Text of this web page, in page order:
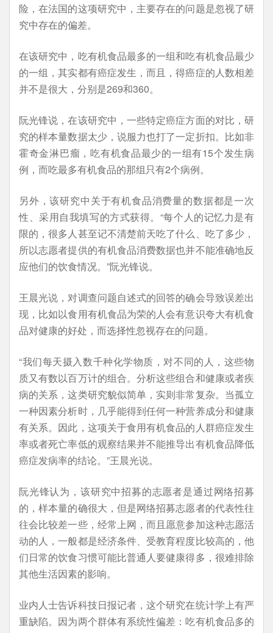
险，在法国的这项研究中，主要存在的问题是忽视了研
究中存在的偏差。
在该研究中，吃有机食品最多的一组和吃有机食品最少
的一组，其实都有癌症发生，而且，得癌症的人数相差
并不是很大，分别是269和360。
阮光锋说，在该研究中，一些特定癌症方面的对比，研
究的样本量数据太少，说服力也打了一定折扣。比如非
霍奇金淋巴瘤，吃有机食品最少的一组有15个发生病
例，而吃最多有机食品的那组只有2个病例。
另外，该研究中关于有机食品消费量的数据都是一次
性、采用自我填写的方式获得。“每个人的记忆力是有
限的，很多人甚至记不清楚前天吃了什么、吃了多少，
所以志愿者提供的有机食品消费数据也并不能准确地反
应他们的饮食情况。”阮光锋说。
王晨光说，对调查问题自述式的回答的确会导致误差出
现，比如以食用有机食品为荣的人会有意识夸大有机食
品对健康的好处，而选择性忽视存在的问题。
“我们每天摄入数千种化学物质，对不同的人，这些物
质又有数以百万计的组合。分析这些组合和健康或者疾
病的关系，这类研究貌似简单，实则非常复杂。当孤立
一种因素分析时，几乎能得到任何一种营养成分和健康
有关系。因此，这项关于食用有机食品的人群癌症发生
率或者死亡率低的观察结果并不能推导出有机食品降低
癌症发病率的结论。”王晨光说。
阮光锋认为，该研究中招募的志愿者是通过网络招募
的，样本量的确很大，但是网络招募志愿者的代表性往
往会比较差一些，经常上网，而且愿意参加这种志愿活
动的人，一般都是经济条件、受教育程度比较高的，他
们日常的饮食习惯可能比普通人要健康得多，很难排除
其他生活因素的影响。
业内人士告诉科技日报记者，这个研究在统计学上有严
重缺陷。因为两个群体有系统性偏差：吃有机食品多的